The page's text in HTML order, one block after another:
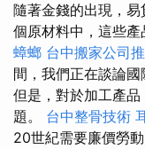
隨著金錢的出現，
個原材料中，這些產
蟑螂 台中搬家公司
間，我們正在談論國
但是，對於加工產
題。 台中整骨技術
20世紀需要廉價勞